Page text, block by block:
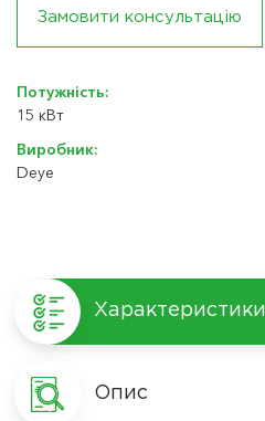
Замовити консультацію
Потужність:
15 кВт
Виробник:
Deye
Характеристики
Опис